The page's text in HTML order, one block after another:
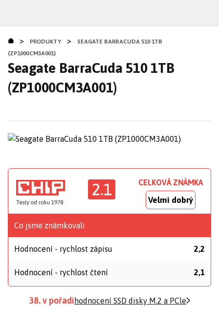
obsahu
> PRODUKTY >
SEAGATE BARRACUDA 510 1TB
(ZP1000CM3A001)
Seagate BarraCuda 510 1TB
(ZP1000CM3A001)
2.1 CELKOVÁ ZNÁMKA
Velmi dobrý
Co jsme známkovali
Hodnocení - rychlost zápisu 2,2
Hodnocení - rychlost čtení 2,1
38. v pořadí hodnocení SSD disky M.2 a PCle